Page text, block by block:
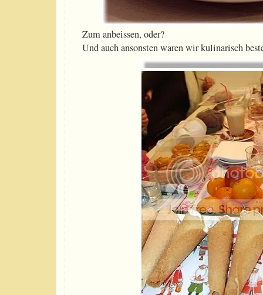
Zum anbeissen, oder?
Und auch ansonsten waren wir kulinarisch